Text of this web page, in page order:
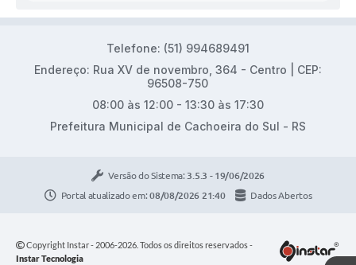
Telefone: (51) 994689491
Endereço: Rua XV de novembro, 364 - Centro | CEP:
96508-750
08:00 às 12:00 - 13:30 às 17:30
Prefeitura Municipal de Cachoeira do Sul - RS
Versão do Sistema: 3.5.3 - 19/06/2026
Portal atualizado em:08/08/2026 21:40 Dados Abertos
Copyright Instar - 2006-2026. Todos os direitos reservados -
Instar Tecnologia